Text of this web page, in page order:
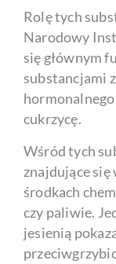
Rolę tych
Narodowy
się głównym
substancjami
hormonalnego
cukrzycę.
Wśród tych
znajdujące się
środkach
czy paliwie.
jesienią